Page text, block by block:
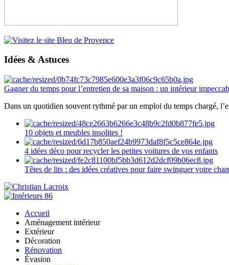
Idées & Astuces
Gagner du temps pour l’entretien de sa maison : un intérieur
Dans un quotidien souvent rythmé par un emploi du temps chargé,
10 objets et meubles insolites !
4 idées déco pour recycler les petites voitures de vos enfants
Têtes de lits : des idées créatives pour faire swinguer votre
Accueil
Aménagement intérieur
Extérieur
Décoration
Rénovation
Évasion